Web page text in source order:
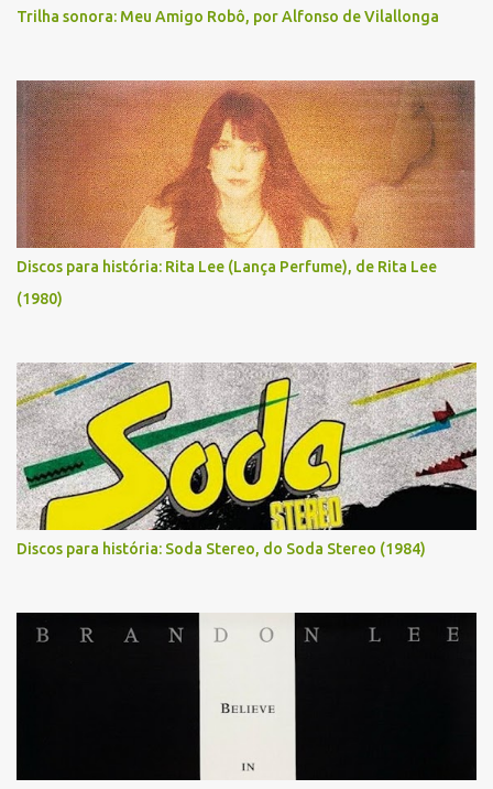
Trilha sonora: Meu Amigo Robô, por Alfonso de Vilallonga
Discos para história: Rita Lee (Lança Perfume), de Rita Lee
(1980)
Discos para história: Soda Stereo, do Soda Stereo (1984)